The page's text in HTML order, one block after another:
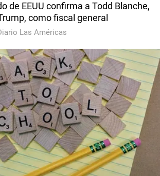
de EEUU confirma a Todd Blanche,
como fiscal general
Las Américas